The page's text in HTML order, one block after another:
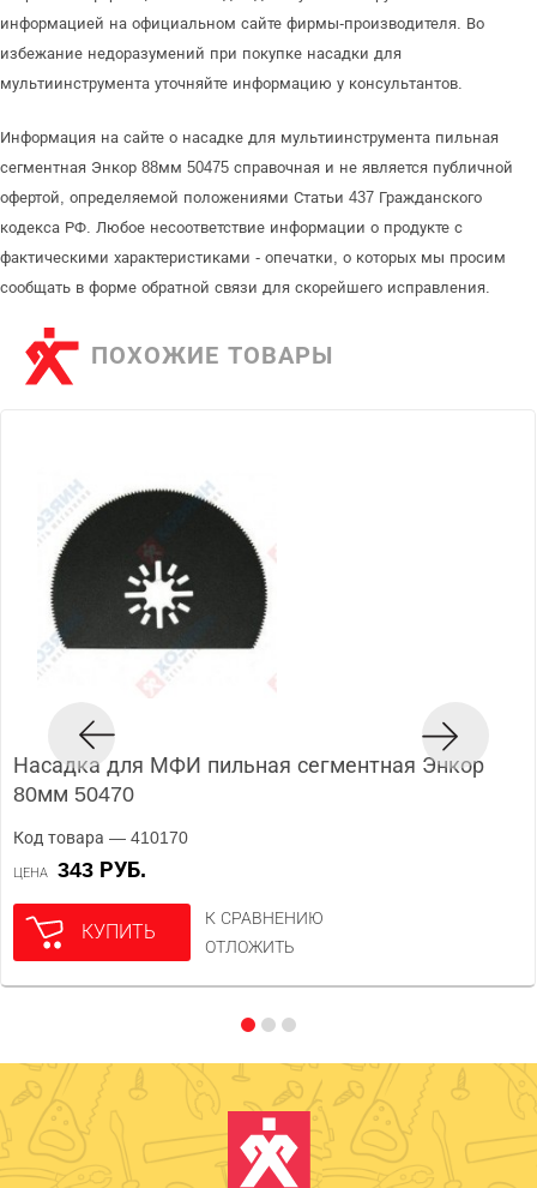
информацией на официальном сайте фирмы-производителя. Во
избежание недоразумений при покупке насадки для
мультиинструмента уточняйте информацию у консультантов.
Информация на сайте о насадке для мультиинструмента пильная
сегментная Энкор 88мм 50475 справочная и не является публичной
офертой, определяемой положениями Статьи 437 Гражданского
кодекса РФ. Любое несоответствие информации о продукте с
фактическими характеристиками - опечатки, о которых мы просим
сообщать в форме обратной связи для скорейшего исправления.
ПОХОЖИЕ ТОВАРЫ
Насадка для МФИ пильная сегментная Энкор
80мм 50470
Код товара — 410170
ЦЕНА 343 РУБ.
КУПИТЬ
К СРАВНЕНИЮ
ОТЛОЖИТЬ